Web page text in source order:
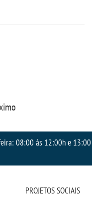
08:00 às 12:00h e 13:00
PROJETOS SOCIAIS